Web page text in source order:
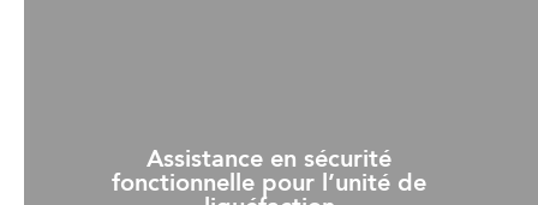
Assistance en sécurité
fonctionnelle pour l’unité de